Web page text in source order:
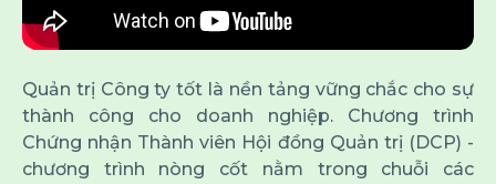
Quản trị Công ty tốt là nền tảng vững chắc cho sự
thành công cho doanh nghiệp. Chương trình
Chứng nhận Thành viên Hội đồng Quản trị (DCP) -
chương trình nòng cốt nằm trong chuỗi các